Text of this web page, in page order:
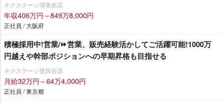
ネクステージ堺美原店
年収406万円～849万8,000円
正社員 / 大阪府
積極採用中!営業/⏩️営業、販売経験活かしてご活躍可能!1000万
円越えや幹部ポジションへの早期昇格も目指せる
ネクステージ世田谷店
月給32万円～64万4,000円
正社員 / 東京都